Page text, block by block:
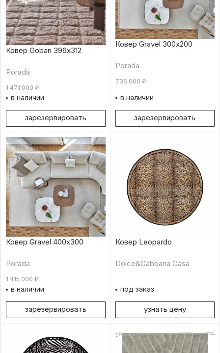
Ковер Goban 396х312
Porada
1 471 000 ₽
в наличии
зарезервировать
Ковер Gravel 300х200
Porada
736 000 ₽
в наличии
зарезервировать
Ковер Gravel 400х300
Porada
1 415 000 ₽
в наличии
зарезервировать
Ковер Leopardo
Dolce&Gabbana Casa
под заказ
узнать цену